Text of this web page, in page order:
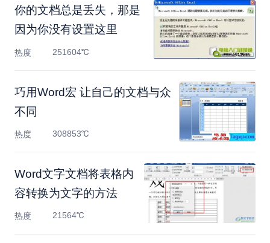
你的文档总是丢失，那是
因为你没有设置这里
热度 251604℃
巧用Word宏 让自己的文档与众
不同
热度 308853℃
Word文字文档将表格内
容转换为文字的方法
热度 21564℃